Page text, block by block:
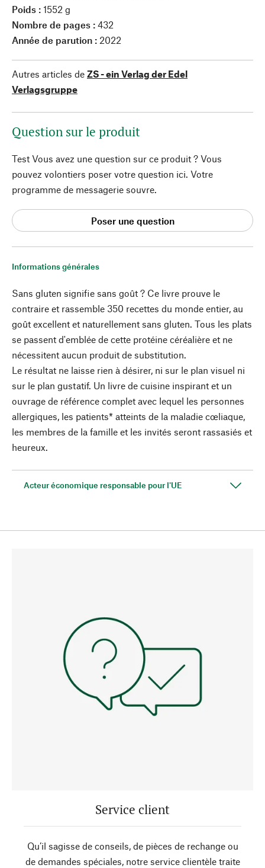
Informations générales
Sans gluten signifie sans goût ? Ce livre prouve le
contraire et rassemble 350 recettes du monde entier, au
goût excellent et naturellement sans gluten. Tous les plats
se passent d'emblée de cette protéine céréalière et ne
nécessitent aucun produit de substitution.
Le résultat ne laisse rien à désirer, ni sur le plan visuel ni
sur le plan gustatif. Un livre de cuisine inspirant et un
ouvrage de référence complet avec lequel les personnes
allergiques, les patients* atteints de la maladie cœliaque,
les membres de la famille et les invités seront rassasiés et
heureux.
Acteur économique responsable pour l'UE
Poids : 1552 g
Nombre de pages : 432
Année de parution : 2022
Autres articles de ZS - ein Verlag der Edel
Verlagsgruppe
Question sur le produit
Test Vous avez une question sur ce produit ? Vous
pouvez volontiers poser votre question ici. Votre
programme de messagerie souvre.
Poser une question
Service client
Qu’il sagisse de conseils, de pièces de rechange ou
de demandes spéciales, notre service clientèle traite